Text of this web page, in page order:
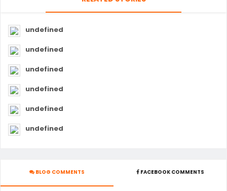
undefined
undefined
undefined
undefined
undefined
undefined
BLOG COMMENTS FACEBOOK COMMENTS